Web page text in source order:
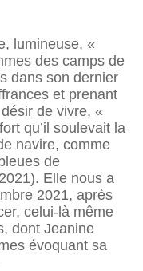
lumineuse, «
des camps de
dans son dernier
et prenant
de vivre, «
qu’il soulevait la
navire, comme
de
Elle nous a
2021, après
celui-là même
dont Jeanine
évoquant sa